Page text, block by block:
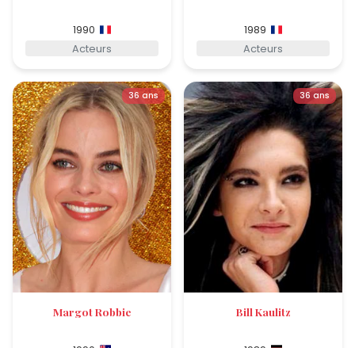
1990
Acteurs
1989
Acteurs
36 ans
Margot Robbie
36 ans
Bill Kaulitz